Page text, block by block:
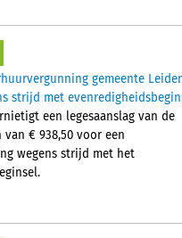
gemeente
strijd met
een legesaanslag van de
van € 938,50 voor een
wegens strijd met het